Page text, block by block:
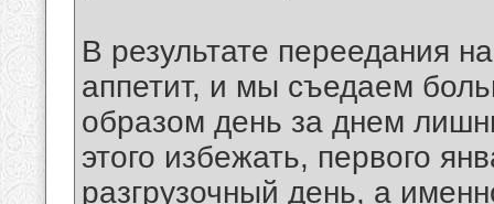
В результате переедания
аппетит, и мы съедаем
образом день за днем
этого избежать, первого
разгрузочный день, а